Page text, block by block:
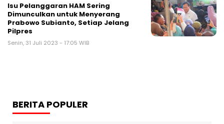
Isu Pelanggaran HAM Sering
Dimunculkan untuk Menyerang
Prabowo Subianto, Setiap Jelang
Pilpres
Senin, 31 Juli 2023 - 17:05 WIB
BERITA POPULER